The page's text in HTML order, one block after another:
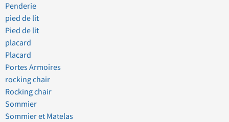
Penderie
pied de lit
Pied de lit
placard
Placard
Portes Armoires
rocking chair
Rocking chair
Sommier
Sommier et Matelas